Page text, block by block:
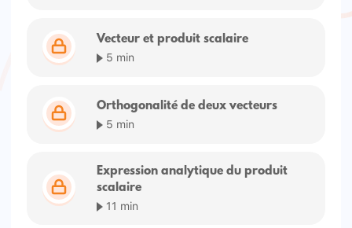
Vecteur et produit scalaire
5 min
Orthogonalité de deux vecteurs
5 min
Expression analytique du produit
scalaire
11 min